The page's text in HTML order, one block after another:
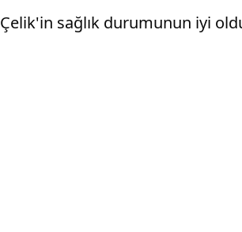
Çelik'in sağlık durumunun iyi